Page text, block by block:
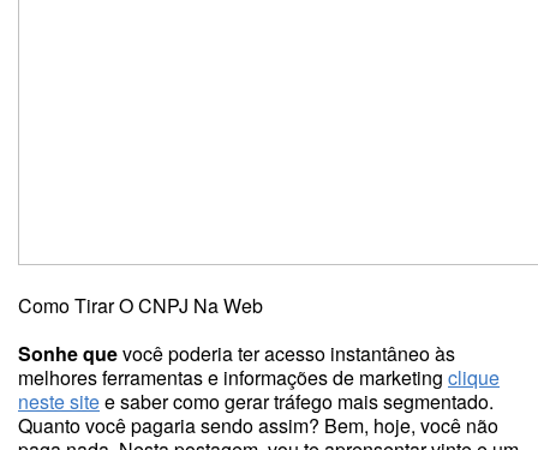
Como Tirar O CNPJ Na Web
Sonhe quevocê poderia ter acesso instantâneo às
melhores ferramentas e informações de marketing clique
neste sitee saber como gerar tráfego mais segmentado.
Quanto você pagaria sendo assim? Bem, hoje, você não